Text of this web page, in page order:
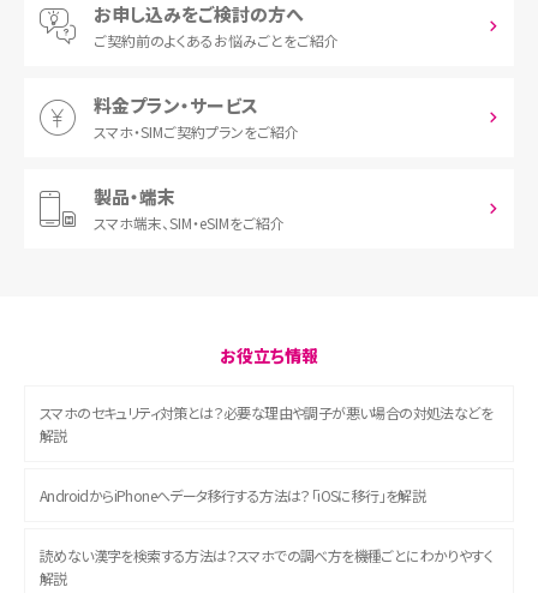
お申し込みをご検討の方へ
ご契約前のよくあるお悩みごとをご紹介
料金プラン・サービス
スマホ・SIMご契約プランをご紹介
製品・端末
スマホ端末、SIM・eSIMをご紹介
お役立ち情報
スマホのセキュリティ対策とは？必要な理由や調子が悪い場合の対処法などを
解説
AndroidからiPhoneへデータ移行する方法は？「iOSに移行」を解説
読めない漢字を検索する方法は？スマホでの調べ方を機種ごとにわかりやすく
解説